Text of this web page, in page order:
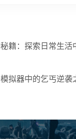
籍：探索日常生
拟器中的乞丐逆